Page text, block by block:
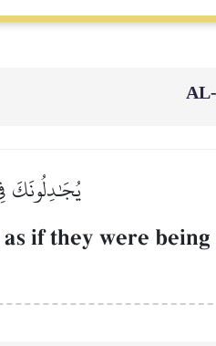
يُجَٰدِلُونَكَ
if they were